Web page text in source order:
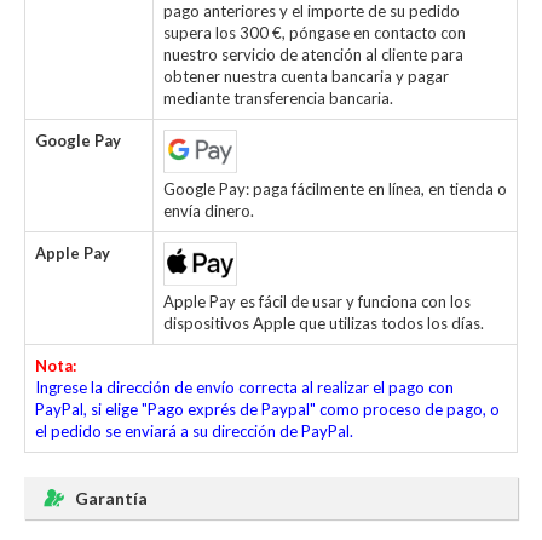
pago anteriores y el importe de su pedido
supera los 300 €, póngase en contacto con
nuestro servicio de atención al cliente para
obtener nuestra cuenta bancaria y pagar
mediante transferencia bancaria.
Google Pay
Google Pay: paga fácilmente en línea, en tienda o
envía dinero.
Apple Pay
Apple Pay es fácil de usar y funciona con los
dispositivos Apple que utilizas todos los días.
Nota:
Ingrese la dirección de envío correcta al realizar el pago con
PayPal, si elige "Pago exprés de Paypal" como proceso de pago, o
el pedido se enviará a su dirección de PayPal.
Garantía